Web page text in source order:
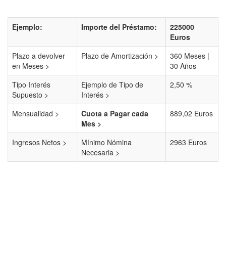
Ejemplo: Importe del Préstamo:
225000
Euros
Plazo a devolver
en Meses >
Plazo de Amortización >
360 Meses |
30 Años
Tipo Interés
Supuesto >
Ejemplo de Tipo de
Interés >
2,50 %
Mensualidad >
Cuota a Pagar cada
Mes >
889,02 Euros
Ingresos Netos >
Mínimo Nómina
Necesaria >
2963 Euros